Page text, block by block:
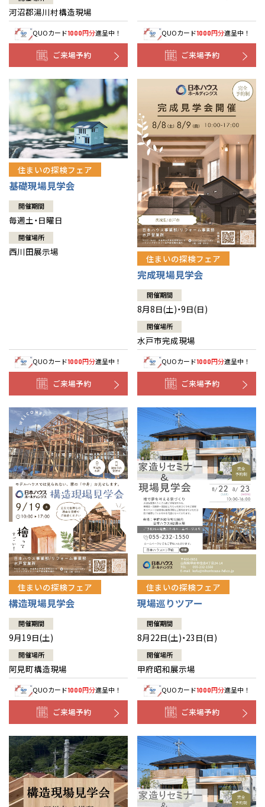
河沼郡湯川村構造現場
QUOカード1000円分進呈中！
ご来場予約
QUOカード1000円分進呈中！
ご来場予約
住まいの探検フェア
基礎現場見学会
開催期間
毎週土・日曜日
開催場所
西川田展示場
QUOカード1000円分進呈中！
ご来場予約
住まいの探検フェア
完成現場見学会
開催期間
8月8日(土)・9日(日)
開催場所
水戸市完成現場
QUOカード1000円分進呈中！
ご来場予約
住まいの探検フェア
構造現場見学会
開催期間
9月19日(土)
開催場所
阿見町構造現場
QUOカード1000円分進呈中！
ご来場予約
住まいの探検フェア
現場巡りツアー
開催期間
8月22日(土)・23日(日)
開催場所
甲府昭和展示場
QUOカード1000円分進呈中！
ご来場予約